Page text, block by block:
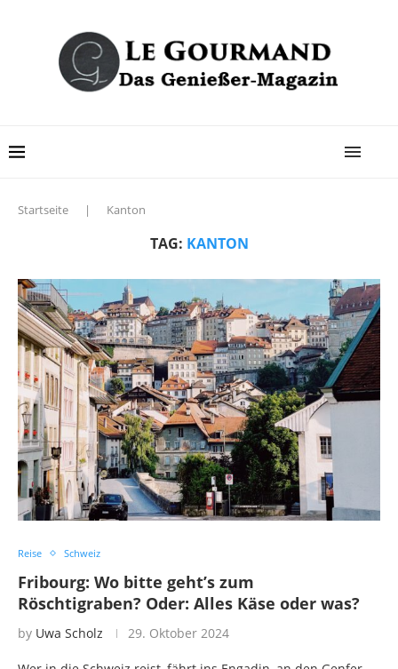
Startseite | Kanton
TAG: KANTON
Reise Schweiz
Fribourg: Wo bitte geht’s zum
Röschtigraben? Oder: Alles Käse oder was?
by Uwa Scholz 29. Oktober 2024